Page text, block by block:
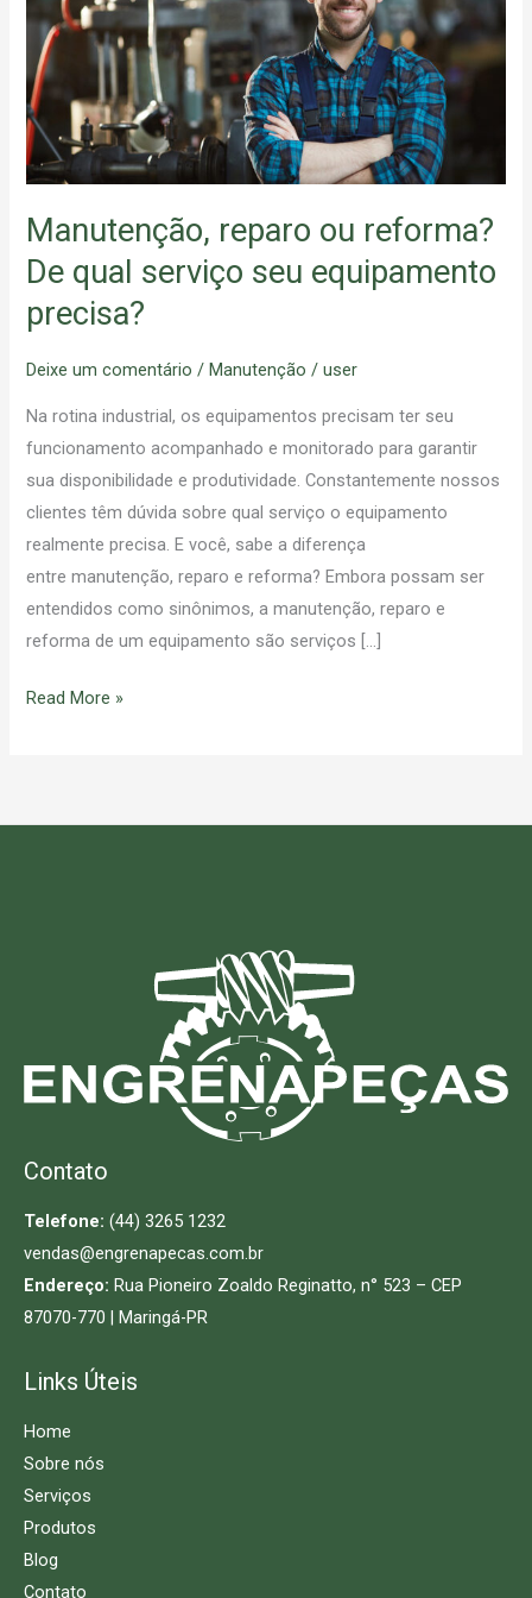
Manutenção, reparo ou reforma?
De qual serviço seu equipamento
precisa?
Deixe um comentário /Manutenção /user
Na rotina industrial, os equipamentos precisam ter seu
funcionamento acompanhado e monitorado para garantir
sua disponibilidade e produtividade. Constantemente nossos
clientes têm dúvida sobre qual serviço o equipamento
realmente precisa. E você, sabe a diferença
entre manutenção, reparo e reforma? Embora possam ser
entendidos como sinônimos, a manutenção, reparo e
reforma de um equipamento são serviços […]
reforma?
De
qual
serviço
seu
equipamento
precisa?
Read More »
Contato
Telefone: (44) 3265 1232
vendas@engrenapecas.com.br
Endereço: Rua Pioneiro Zoaldo Reginatto, n° 523 – CEP
87070-770 | Maringá-PR
Links Úteis
Home
Sobre nós
Serviços
Produtos
Blog
Contato